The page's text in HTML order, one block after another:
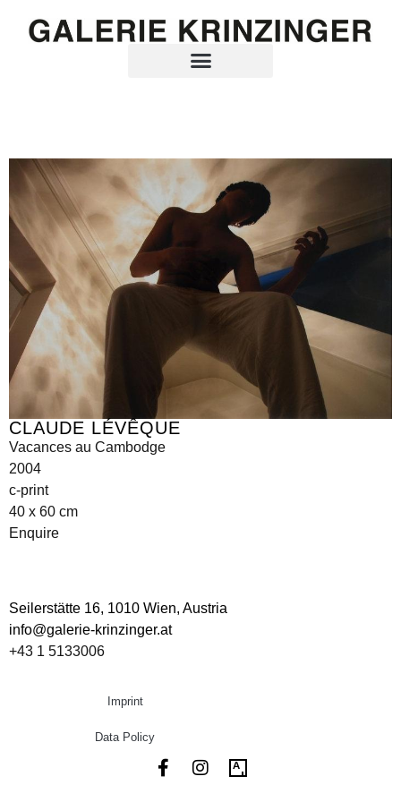
CLAUDE LÉVÊQUE
Vacances au Cambodge
2004
c-print
40 x 60 cm
Enquire
Seilerstätte 16, 1010 Wien, Austria
info@galerie-krinzinger.at
+43 1 5133006
Imprint
Data Policy